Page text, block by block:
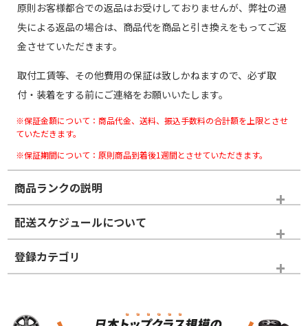
原則お客様都合での返品はお受けしておりませんが、弊社の過
失による返品の場合は、商品代を商品と引き換えをもってご返
金させていただきます。
取付工賃等、その他費用の保証は致しかねますので、必ず取
付・装着をする前にご連絡をお願いいたします。
※保証金額について：商品代金、送料、振込手数料の合計額を上限とさせ
ていただきます。
※保証期間について：原則商品到着後1週間とさせていただきます。
商品ランクの説明
※商品ランクは出品者の主観により判断しておりますので、あら
かじめご了承ください。
ホイールランク
配送スケジュールについて
登録カテゴリ
タイヤホイールセット